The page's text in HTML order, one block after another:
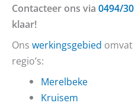
Contacteer ons via 0494/
klaar!
Ons werkingsgebied
regio’s:
Merelbeke
Kruisem